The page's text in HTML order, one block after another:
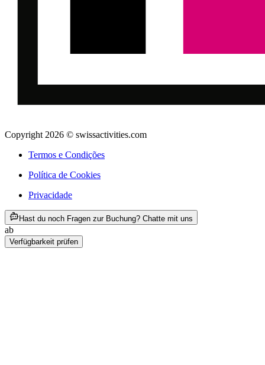
Copyright 2026 © swissactivities.com
Termos e Condições
Política de Cookies
Privacidade
Hast du noch Fragen zur Buchung? Chatte mit uns
ab
Verfügbarkeit prüfen